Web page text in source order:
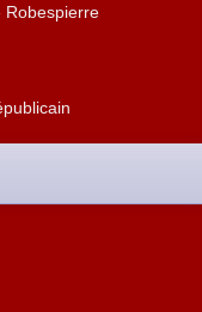
Robespierre